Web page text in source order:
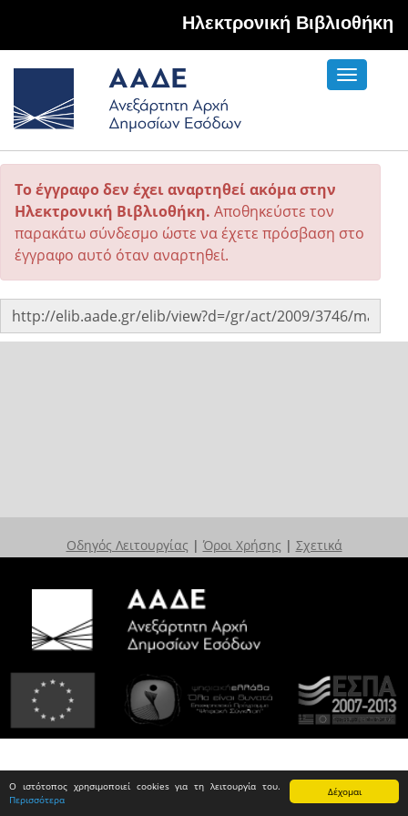
Δέχομαι
Ο ιστότοπος χρησιμοποιεί cookies για τη λειτουργία του.
Περισσότερα
Hλεκτρονική Βιβλιοθήκη
Toggle
Το έγγραφο δεν έχει αναρτηθεί ακόμα στην
Ηλεκτρονική Βιβλιοθήκη. Αποθηκεύστε τον
παρακάτω σύνδεσμο ώστε να έχετε πρόσβαση στο
έγγραφο αυτό όταν αναρτηθεί.
Οδηγός Λειτουργίας | Όροι Χρήσης | Σχετικά